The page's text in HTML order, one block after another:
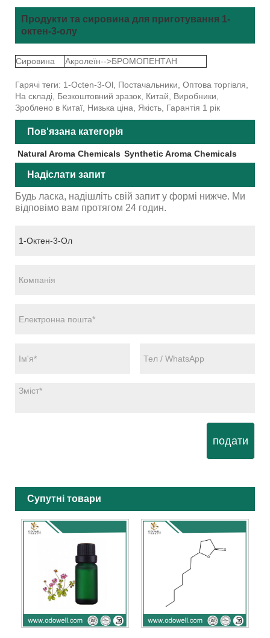
Продукти та сировина для приготування 1-
октен-3-олу
Сировина Акролеїн-->БРОМОПЕНТАН
Гарячі теги: 1-Octen-3-Ol, Постачальники, Оптова торгівля,
На складі, Безкоштовний зразок, Китай, Виробники,
Зроблено в Китаї, Низька ціна, Якість, Гарантія 1 рік
Пов'язана категорія
Natural Aroma Chemicals Synthetic Aroma Chemicals
Надіслати запит
Будь ласка, надішліть свій запит у формі нижче. Ми
відповімо вам протягом 24 годин.
подати
Супутні товари